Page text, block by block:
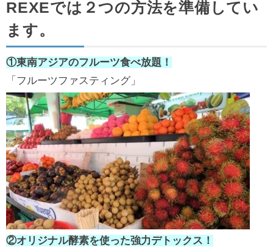
REXEでは２つの方法を準備してい
ます。
①東南アジアのフルーツ食べ放題！
「フルーツファスティング」
②オリジナル酵素を使った強力デトックス！